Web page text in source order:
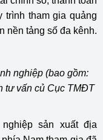
trình tham gia quảng
nền tảng số đa kênh.
nghiệp (bao gồm:
tư vấn củ Cục TMĐT
sản xuất địa